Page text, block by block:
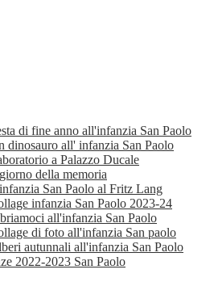
di fine anno all'infanzia San Paolo
dinosauro all' infanzia San Paolo
a Palazzo Ducale
della memoria
San Paolo al Fritz Lang
infanzia San Paolo 2023-24
all'infanzia San Paolo
di foto all'infanzia San paolo
autunnali all'infanzia San Paolo
2022-2023 San Paolo